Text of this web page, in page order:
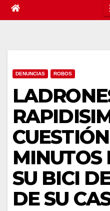
DENUNCIAS ROBOS
MINUTOS
SU BICI
DE SU